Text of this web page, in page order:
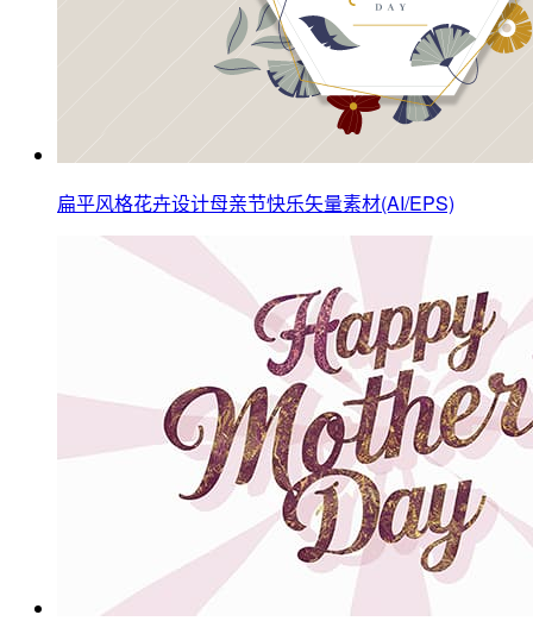
扁平风格花卉设计母亲节快乐矢量素材(AI/EPS)